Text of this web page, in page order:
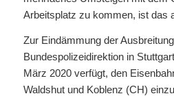
Arbeitsplatz zu kommen, ist das
Zur Eindämmung der
Bundespolizeidirektion in
März 2020 verfügt, den
Waldshut und Koblenz (CH)